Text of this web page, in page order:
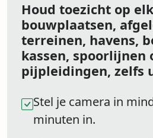
Houd toezicht op
bouwplaatsen,
terreinen, havens,
kassen, spoorlijnen
pijpleidingen, zelfs
Stel je camera in
minuten in.